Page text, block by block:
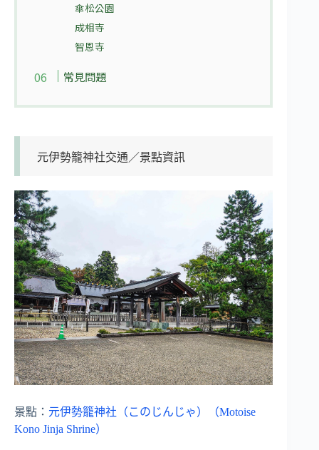
傘松公園
成相寺
智恩寺
常見問題
元伊勢籠神社交通／景點資訊
景點： 元伊勢籠神社（このじんじゃ）（Motoise
Kono Jinja Shrine）